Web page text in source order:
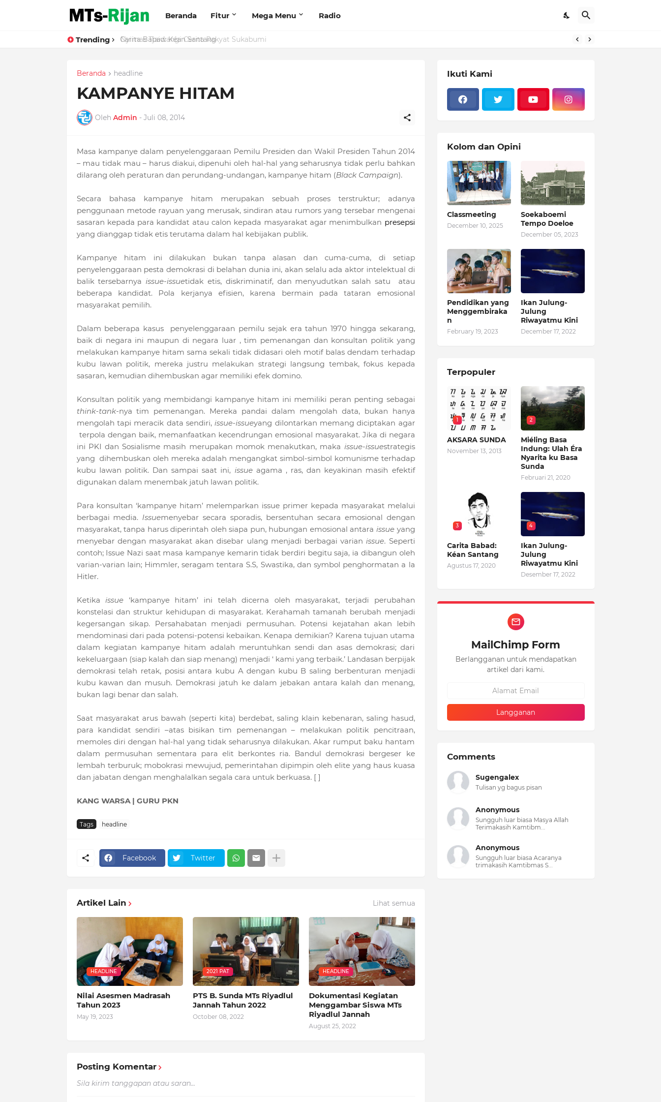
Beranda Fitur Mega Menu Radio
Trending Carita Babad: Kéan Santang
Nyimas Tjaiwangi Cerita Rakyat Sukabumi
Beranda headline
KAMPANYE HITAM
Oleh Admin - Juli 08, 2014
Masa kampanye dalam penyelenggaraan Pemilu Presiden dan Wakil Presiden Tahun 2014
– mau tidak mau – harus diakui, dipenuhi oleh hal-hal yang seharusnya tidak perlu bahkan
dilarang oleh peraturan dan perundang-undangan, kampanye hitam (Black Campaign).
Secara bahasa kampanye hitam merupakan sebuah proses terstruktur; adanya
penggunaan metode rayuan yang merusak, sindiran atau rumors yang tersebar mengenai
sasaran kepada para kandidat atau calon kepada masyarakat agar menimbulkan presepsi
yang dianggap tidak etis terutama dalam hal kebijakan publik.
Kampanye hitam ini dilakukan bukan tanpa alasan dan cuma-cuma, di setiap
penyelenggaraan pesta demokrasi di belahan dunia ini, akan selalu ada aktor intelektual di
balik tersebarnyaissue-issuetidak etis, diskriminatif, dan menyudutkan salah satu
atau
beberapa kandidat. Pola kerjanya efisien, karena bermain pada tataran emosional
masyarakat pemilih.
Dalam beberapa kasus
penyelenggaraan pemilu sejak era tahun 1970 hingga sekarang,
baik di negara ini maupun di negara luar , tim pemenangan dan konsultan politik yang
melakukan kampanye hitam sama sekali tidak didasari oleh motif balas dendam terhadap
kubu lawan politik, mereka justru melakukan strategi langsung tembak, fokus kepada
sasaran, kemudian dihembuskan agar memiliki efek domino.
Konsultan politik yang membidangi kampanye hitam ini memiliki peran penting sebagai
think-tank-nya tim pemenangan. Mereka pandai dalam mengolah data, bukan hanya
mengolah tapi meracik data sendiri,issue-issueyang dilontarkan memang diciptakan agar
terpola dengan baik, memanfaatkan kecendrungan emosional masyarakat. Jika di negara
ini PKI dan Sosialisme masih merupakan momok menakutkan, maka issue-issuestrategis
yang dihembuskan oleh mereka adalah mengangkat simbol-simbol komunisme terhadap
kubu lawan politik. Dan sampai saat ini, issueagama , ras, dan keyakinan masih efektif
digunakan dalam menembak jatuh lawan politik.
Para konsultan ‘kampanye hitam’ melemparkan issue primer kepada masyarakat melalui
berbagai media. Issuemenyebar secara sporadis, bersentuhan secara emosional dengan
masyarakat, tanpa harus diperintah oleh siapa pun, hubungan emosional antara issueyang
menyebar dengan masyarakat akan disebar ulang menjadi berbagai varianissue. Seperti
contoh; Issue Nazi saat masa kampanye kemarin tidak berdiri begitu saja, ia dibangun oleh
varian-varian lain; Himmler, seragam tentara S.S, Swastika, dan symbol penghormatan a la
Hitler.
Ketikaissue ‘kampanye hitam’ ini telah dicerna oleh masyarakat, terjadi perubahan
konstelasi dan struktur kehidupan di masyarakat. Kerahamah tamanah berubah menjadi
kegersangan sikap. Persahabatan menjadi permusuhan. Potensi kejatahan akan lebih
mendominasi dari pada potensi-potensi kebaikan. Kenapa demikian? Karena tujuan utama
dalam kegiatan kampanye hitam adalah meruntuhkan sendi dan asas demokrasi; dari
kekeluargaan (siap kalah dan siap menang) menjadi ‘ kami yang terbaik.’ Landasan berpijak
demokrasi telah retak, posisi antara kubu A dengan kubu B saling berbenturan menjadi
kubu kawan dan musuh. Demokrasi jatuh ke dalam jebakan antara kalah dan menang,
bukan lagi benar dan salah.
Saat masyarakat arus bawah (seperti kita) berdebat, saling klain kebenaran, saling hasud,
para kandidat sendiri –atas bisikan tim pemenangan – melakukan politik pencitraan,
memoles diri dengan hal-hal yang tidak seharusnya dilakukan. Akar rumput baku hantam
dalam permusuhan sementara para elit berkontes ria. Bandul demokrasi bergeser ke
lembah terburuk; mobokrasi mewujud, pemerintahan dipimpin oleh elite yang haus kuasa
dan jabatan dengan menghalalkan segala cara untuk berkuasa. [ ]
KANG WARSA | GURU PKN
Tags headline
Facebook Twitter
Artikel Lain Lihat semua
HEADLINE
Nilai Asesmen Madrasah
Tahun 2023
May 19, 2023
2021 PAT
PTS B. Sunda MTs Riyadlul
Jannah Tahun 2022
October 08, 2022
HEADLINE
Dokumentasi Kegiatan
Menggambar Siswa MTs
Riyadlul Jannah
August 25, 2022
Posting Komentar
Sila kirim tanggapan atau saran...
Ikuti Kami
Kolom dan Opini
Classmeeting
December 10, 2025
Soekaboemi
Tempo Doeloe
December 05, 2023
Pendidikan yang
Menggembiraka
n
February 19, 2023
Ikan Julung-
Julung
Riwayatmu Kini
December 17, 2022
Terpopuler
1
AKSARA SUNDA
November 13, 2013
2
Miéling Basa
Indung: Ulah Éra
Nyarita ku Basa
Sunda
Februari 21, 2020
3
Carita Babad:
Kéan Santang
Agustus 17, 2020
4
Ikan Julung-
Julung
Riwayatmu Kini
Desember 17, 2022
MailChimp Form
Berlangganan untuk mendapatkan
artikel dari kami.
Comments
Sugengalex
Tulisan yg bagus pisan
Anonymous
Sungguh luar biasa Masya Allah
Terimakasih Kamtibm...
Anonymous
Sungguh luar biasa Acaranya
trimakasih Kamtibmas S...